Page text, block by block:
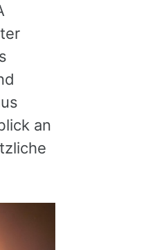
an